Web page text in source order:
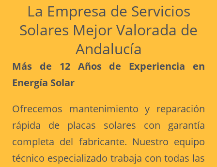
La Empresa de Servicios
Solares Mejor Valorada de
Andalucía
Más de 12 Años de Experiencia en
Energía Solar
Ofrecemos mantenimiento y reparación
rápida de placas solares con garantía
completa del fabricante. Nuestro equipo
técnico especializado trabaja con todas las